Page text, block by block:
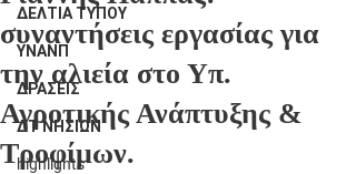
ΔΕΛΤΙΑ ΤΥΠΟΥ
ΥΝΑΝΠ
ΔΡΑΣΕΙΣ
ΔΤ ΝΗΣΙΩΝ
highlights
συναντήσεις εργασίας για
την αλιεία στο Υπ.
Αγροτικής Ανάπτυξης &
Τροφίμων.